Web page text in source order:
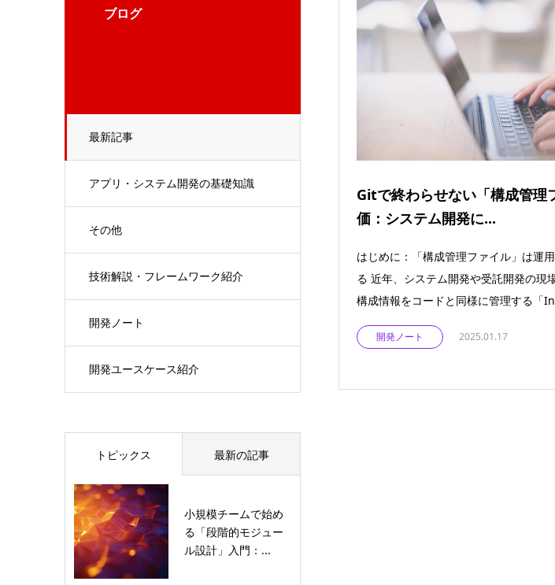
ブログ
最新記事
アプリ・システム開発の基礎知識
その他
技術解説・フレームワーク紹介
開発ノート
開発ユースケース紹介
Gitで終わらせない「構成管理
価：システム開発に...
はじめに：「構成管理ファイル」は運
る 近年、システム開発や受託開発の現
構成情報をコードと同様に管理する「
開発ノート 2025.01.17
トピックス 最新の記事
小規模チームで始め
る「段階的モジュー
ル設計」入門：...